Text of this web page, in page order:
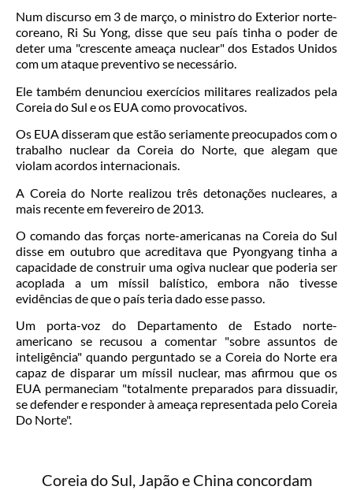
Num discurso em 3 de março, o ministro do Exterior norte-
coreano, Ri Su Yong, disse que seu país tinha o poder de
deter uma "crescente ameaça nuclear" dos Estados Unidos
com um ataque preventivo se necessário.
Ele também denunciou exercícios militares realizados pela
Coreia do Sul e os EUA como provocativos.
Os EUA disseram que estão seriamente preocupados com o
trabalho nuclear da Coreia do Norte, que alegam que
violam acordos internacionais.
A Coreia do Norte realizou três detonações nucleares, a
mais recente em fevereiro de 2013.
O comando das forças norte-americanas na Coreia do Sul
disse em outubro que acreditava que Pyongyang tinha a
capacidade de construir uma ogiva nuclear que poderia ser
acoplada a um míssil balístico, embora não tivesse
evidências de que o país teria dado esse passo.
Um porta-voz do Departamento de Estado norte-
americano se recusou a comentar "sobre assuntos de
inteligência" quando perguntado se a Coreia do Norte era
capaz de disparar um míssil nuclear, mas afirmou que os
EUA permaneciam "totalmente preparados para dissuadir,
se defender e responder à ameaça representada pelo Coreia
Do Norte".
Coreia do Sul, Japão e China concordam